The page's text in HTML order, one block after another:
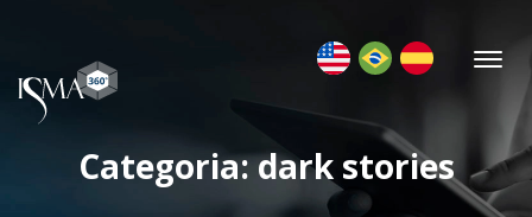
Categoria: dark stories